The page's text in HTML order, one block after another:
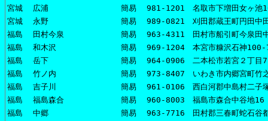
宮城
広浦 簡易
981-1201 名取市下増田女ヶ池
宮城
永野 簡易
989-0821 刈田郡蔵王町円田中
福島
田村今泉 簡易
963-4311 田村市船引町今泉田
福島
和木沢 簡易
969-1204 本宮市糠沢石神100-
福島
岳下 簡易
964-0906 二本松市若宮２丁目
福島
竹ノ内 簡易
973-8407 いわき市内郷宮町竹
福島
吉子川 簡易
961-0106 西白河郡中島村二子
福島
福島森合 簡易
960-8003 福島市森合中谷地16
福島
中郷 簡易
963-7716 田村郡三春町蛇石谷